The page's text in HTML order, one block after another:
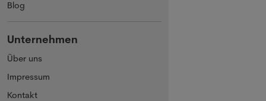
Blog
Unternehmen
Über uns
Impressum
Kontakt